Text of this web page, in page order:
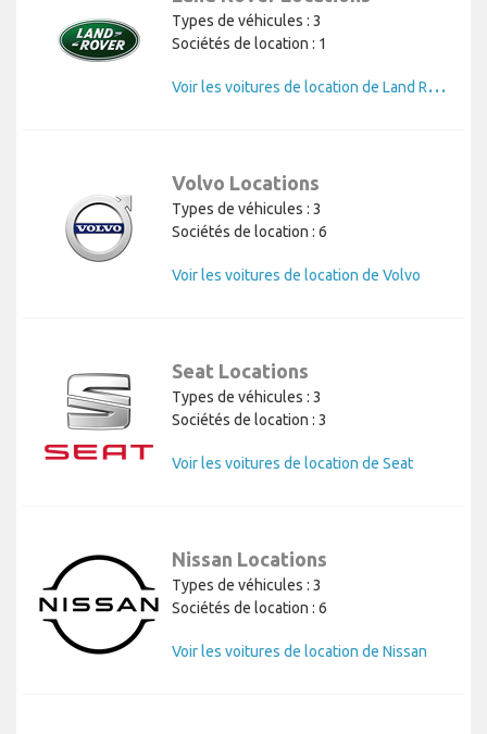
Types de véhicules : 3
Sociétés de location : 1
V
oir les voitures de location de Land Rover
Volvo Locations
Types de véhicules : 3
Sociétés de location : 6
Voir les voitures de location de Volvo
Seat Locations
Types de véhicules : 3
Sociétés de location : 3
Voir les voitures de location de Seat
Nissan Locations
Types de véhicules : 3
Sociétés de location : 6
Voir les voitures de location de Nissan